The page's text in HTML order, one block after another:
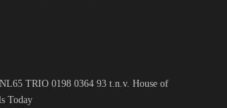
TRIO 0198 0364 93 t.n.v. House of
Today